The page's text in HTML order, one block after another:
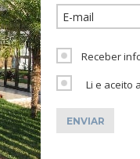
Receber
Li e aceito